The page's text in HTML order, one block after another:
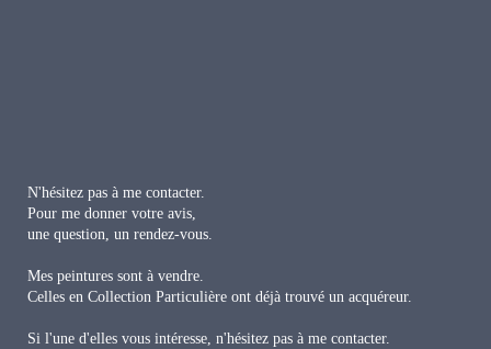
N'hésitez pas à me contacter.
Pour me donner votre avis,
une question, un rendez-vous.
Mes peintures sont à vendre.
Celles en Collection Particulière ont déjà trouvé un acquéreur.
Si l'une d'elles vous intéresse, n'hésitez pas à me contacter.